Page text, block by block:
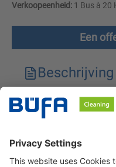
Verkoopeenheid: 1 Bus à 20
Een
Beschrijving
Technische